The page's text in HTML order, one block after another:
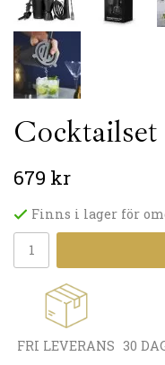
679 kr
Finns i lager för
FRI LEVERANS 30